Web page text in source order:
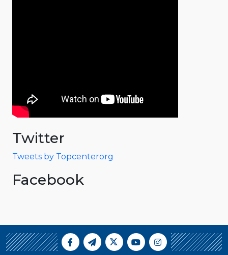
Twitter
Tweets by Topcenterorg
Facebook